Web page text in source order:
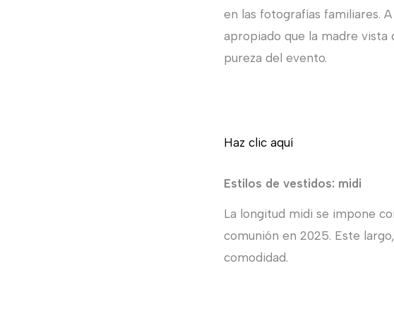
en las fotografías familiares.
apropiado que la madre vista
pureza del evento.
Haz clic aquí
Estilos de vestidos: midi
La longitud midi se impone
comunión en 2025. Este
comodidad.